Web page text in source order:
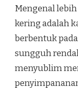
Mengenal lebih
kering adalah
berbentuk
sungguh
menyublim